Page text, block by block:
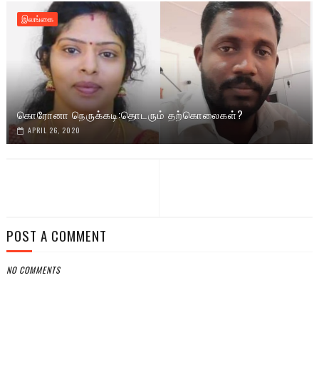
இலங்கை
கொரோனா நெருக்கடி:தொடரும் தற்கொலைகள்?
APRIL 26, 2020
POST A COMMENT
NO COMMENTS